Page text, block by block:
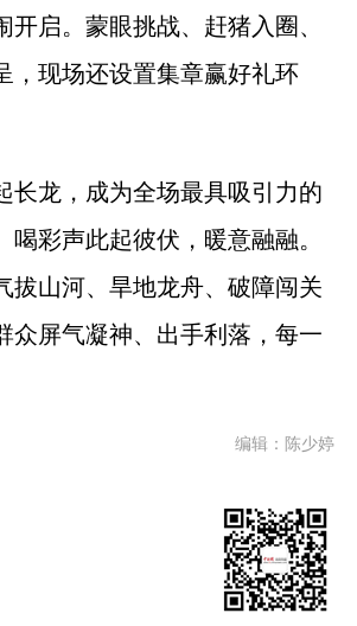
启。蒙眼挑战、赶猪入圈、
，现场还设置集章赢好礼环
龙，成为全场最具吸引力的
彩声此起彼伏，暖意融融。
拔山河、旱地龙舟、破障闯关
众屏气凝神、出手利落，每一
编辑：陈少婷